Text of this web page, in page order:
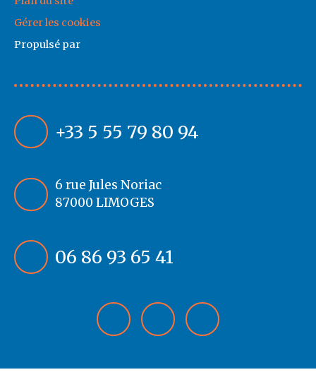
Gérer les cookies
Propulsé par
+33 5 55 79 80 94
6 rue Jules Noriac
87000 LIMOGES
06 86 93 65 41